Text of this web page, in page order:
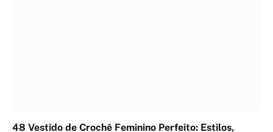
48 Vestido de Crochê Feminino Perfeito: Estilos,